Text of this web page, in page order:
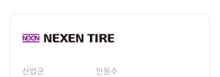
산업군
인원수